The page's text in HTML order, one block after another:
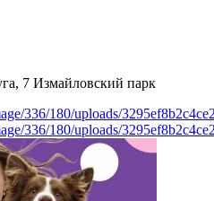
7 Измайловский парк
336/180/uploads/
336/180/uploads/